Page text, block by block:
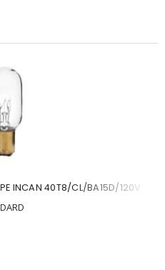
INCAN 40T8/CL/BA15D/120V